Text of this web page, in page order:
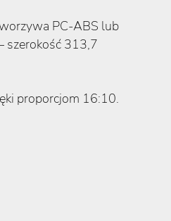
PC-ABS lub
szerokość 313,7
proporcjom 16:10.